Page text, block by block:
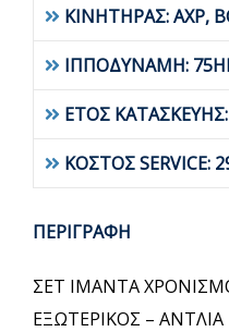
ΚΙΝΗΤΗΡΑΣ: AXP,
ΙΠΠΟΔΥΝΑΜΗ:
ΕΤΟΣ ΚΑΤΑΣΚΕΥΗΣ:
ΚΟΣΤΟΣ SERVICE:
ΠΕΡΙΓΡΑΦΗ
ΣΕΤ ΙΜΑΝΤΑ
ΕΞΩΤΕΡΙΚΟΣ –